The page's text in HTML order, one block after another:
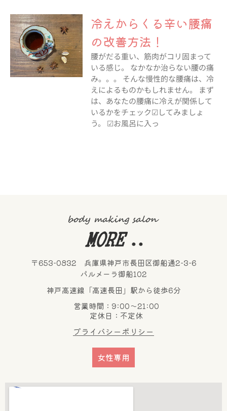
冷えからくる辛い腰痛
の改善方法！
腰がだる重い、筋肉がコリ固まって
いる感じ。 なかなか治らない腰の痛
み。。。 そんな慢性的な腰痛は、冷
えによるものかもしれません。 まず
は、あなたの腰痛に冷えが関係して
いるかをチェック☑︎してみましょ
う。 ☑︎お風呂に入っ
〒653-0832 兵庫県神戸市長田区御船通2-3-6
パルメーラ御船102
神戸高速線「高速長田」駅から徒歩6分
営業時間：9:00～21:00
定休日：不定休
プライバシーポリシー
女性専用